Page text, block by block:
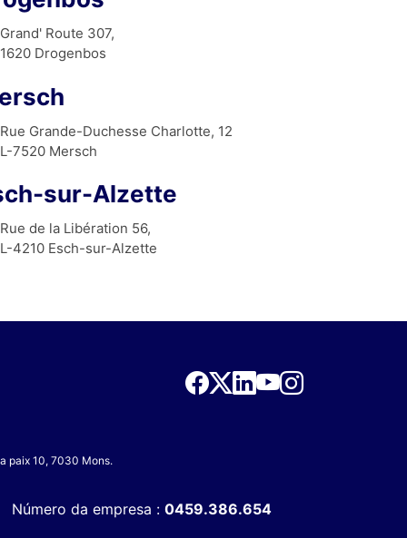
Grand' Route 307,
1620 Drogenbos
Rue Grande-Duchesse Charlotte, 12
L-7520 Mersch
sur-Alzette
Rue de la Libération 56,
L-4210 Esch-sur-Alzette
paix 10, 7030 Mons.
Número da empresa : 0459.386.654